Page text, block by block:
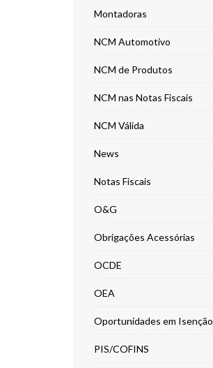
Montadoras
NCM Automotivo
NCM de Produtos
NCM nas Notas Fiscais
NCM Válida
News
Notas Fiscais
O&G
Obrigações Acessórias
OCDE
OEA
Oportunidades em Isenção
PIS/COFINS